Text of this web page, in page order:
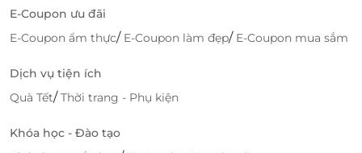
E-Coupon ưu đãi
E-Coupon ẩm thực/ E-Coupon làm đẹp/ E-Coupon mua sắm
Dịch vụ tiện ích
Quà Tết/Thời trang - Phụ kiện
Khóa học - Đào tạo